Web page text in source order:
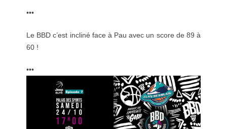
•••
Le BBD c’est incliné face à Pau avec un score de 89 à
60 !
•••